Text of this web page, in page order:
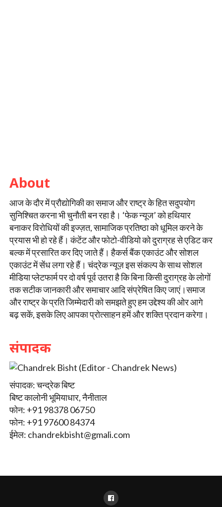
About
आज के दौर में प्रौद्योगिकी का समाज और राष्ट्र के हित सदुपयोग
सुनिश्चित करना भी चुनौती बन रहा है। ‘फेक न्यूज’ को हथियार
बनाकर विरोधियों की इज्ज़त, सामाजिक प्रतिष्ठा को धूमिल करने के
प्रयास भी हो रहे हैं। कंटेंट और फोटो-वीडियो को दुराग्रह से एडिट कर
बल्क में प्रसारित कर दिए जाते हैं। हैकर्स बैंक एकाउंट और सोशल
एकाउंट में सेंध लगा रहे हैं। चंद्रेक न्यूज़ इस संकल्प के साथ सोशल
मीडिया प्लेटफार्म पर दो वर्ष पूर्व उतरा है कि बिना किसी दुराग्रह के लोगों
तक सटीक जानकारी और समाचार आदि संप्रेषित किए जाएं।समाज
और राष्ट्र के प्रति जिम्मेदारी को समझते हुए हम उद्देश्य की ओर आगे
बढ़ सकें, इसके लिए आपका प्रोत्साहन हमें और शक्ति प्रदान करेगा।
संपादक
संपादक: चन्द्रेक बिष्ट
बिष्ट कालोनी भूमियाधार, नैनीताल
फोन: +91 98378 06750
फोन: +91 97600 84374
ईमेल: chandrekbisht@gmali.com